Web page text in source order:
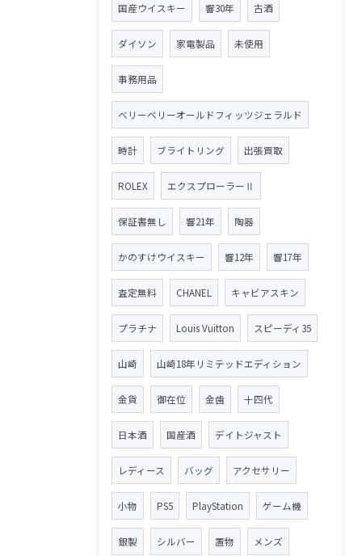
国産ウイスキー 響30年 古酒
ダイソン 家電製品 未使用
事務用品
ベリーベリーオールドフィッツジェラルド
時計 ブライトリング 出張買取
ROLEX エクスプローラーⅡ
保証書無し 響21年 陶器
かのすけウイスキー 響12年 響17年
査定無料 CHANEL キャビアスキン
プラチナ Louis Vuitton スピーディ35
山崎 山崎18年リミテッドエディション
金貨 御在位 金歯 十四代
日本酒 国産酒 デイトジャスト
レディース バッグ アクセサリー
小物 PS5 PlayStation ゲーム機
銀製 シルバー 置物 メンズ